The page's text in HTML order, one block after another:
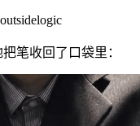
笔收回了口袋里：